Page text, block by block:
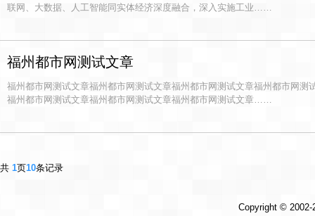
联网、大数据、人工智能同实体经济深度融合，深入实施工业……
福州都市网测试文章
福州都市网测试文章福州都市网测试文章福州都市网测试文章福州都市网测
福州都市网测试文章福州都市网测试文章福州都市网测试文章……
共 1页10条记录
Copyright ©